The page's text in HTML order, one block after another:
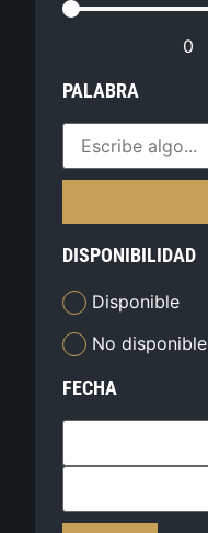
0
PALABRA
DISPONIBILIDAD
Disponible
No disponible
FECHA